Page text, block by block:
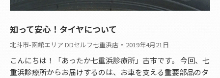
知って安心！タイヤについて
北斗市-函館エリア DDセルフ七重浜店 2019年4月21日
こんにちは！「あったか七重浜診療所」古市です。 今回、七
重浜診療所からお届けするのは、お車を支える重要部品のタ